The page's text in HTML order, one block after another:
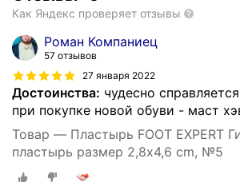
Как Яндекс проверяет отзывы
Роман Компаниец
57 отзывов
27 января 2022
Достоинства: чудесно
при покупке новой обуви - маст
Товар — Пластырь FOOT EXPERT
пластырь размер 2,8х4,6 cm, №5